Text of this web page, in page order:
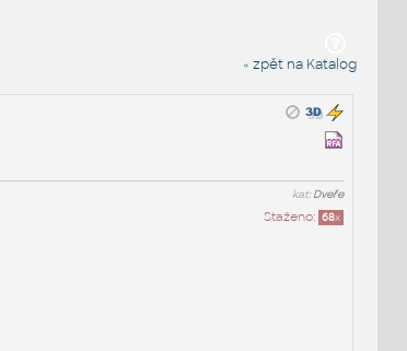
« zpět na Katalog
kat:Dveře
Staženo: 68x